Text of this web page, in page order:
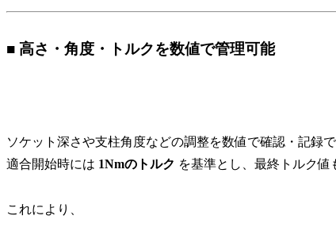
■ 高さ・角度・トルクを数値で管理可能
ソケット深さや支柱角度などの調整を数値で確認・記録で
適合開始時には 1Nmのトルク を基準とし、最終トルク値
これにより、